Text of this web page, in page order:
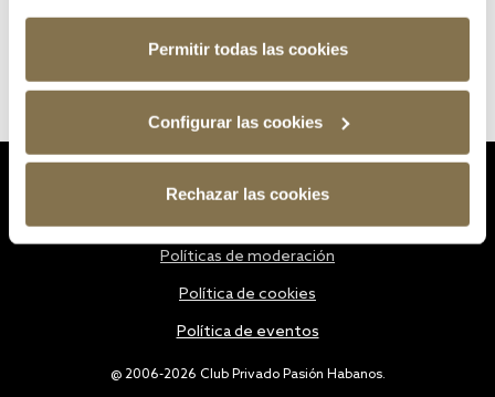
Permitir todas las cookies
Configurar las cookies
Rechazar las cookies
@ 2006-2026 Club Privado Pasión Habanos.
Políticas de moderación
Política de cookies
Política de eventos